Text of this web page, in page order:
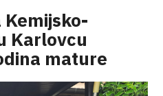
Karlovcu
mature